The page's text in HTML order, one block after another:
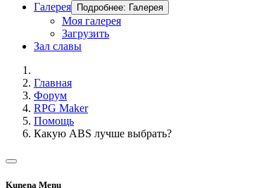
Галерея
Подробнее: Галерея
Моя галерея
Загрузить
Зал славы
Главная
Форум
RPG Maker
Помощь
Какую ABS лучше выбрать?
Kunena Menu